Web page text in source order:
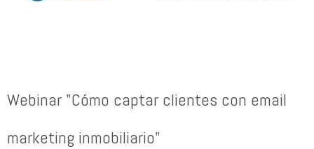
Webinar "Cómo captar clientes con email
marketing inmobiliario"